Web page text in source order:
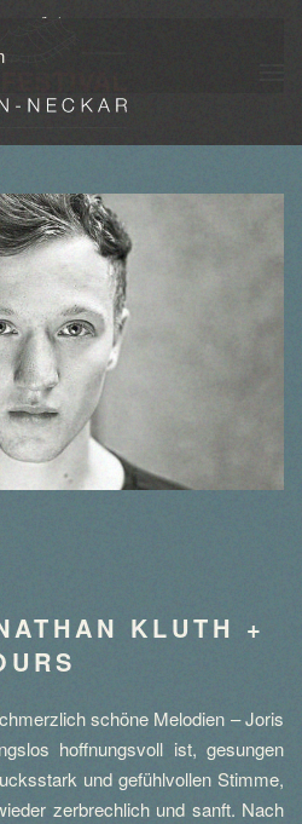
KLUTH +
schöne Melodien – Joris
hoffnungsvoll ist, gesungen
und gefühlvollen Stimme,
zerbrechlich und sanft. Nach